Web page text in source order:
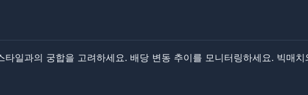
일과의 궁합을 고려하세요. ​​배당 변동 추이를 모니터링하세요. ​​빅매